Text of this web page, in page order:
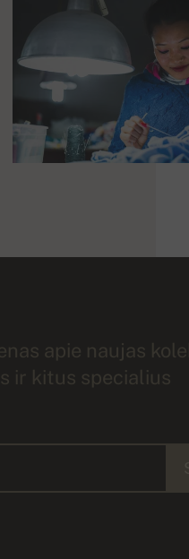
apie naujas
ir kitus specialius